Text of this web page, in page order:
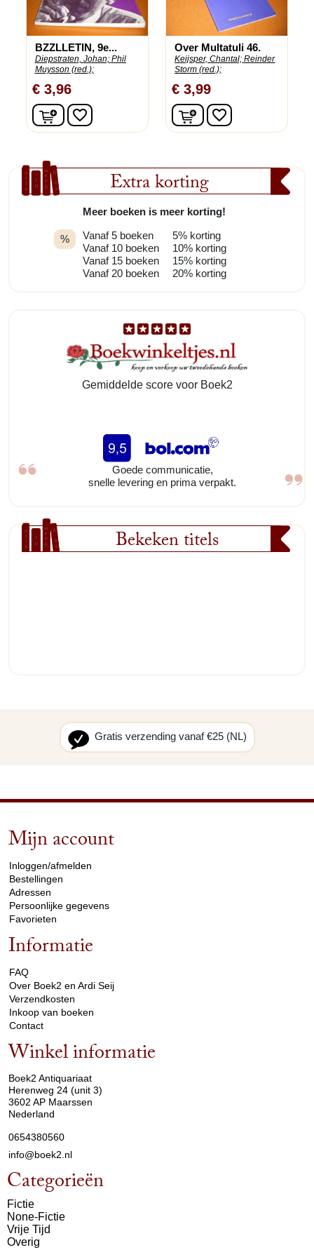
Extra korting
%
Meer boeken is meer korting!
Vanaf 5 boeken
Vanaf 10 boeken
Vanaf 15 boeken
Vanaf 20 boeken
5% korting
10% korting
15% korting
20% korting
Gemiddelde score voor Boek2
Goede communicatie,
snelle levering en prima verpakt.
Bekeken titels
BZZLLETIN, 9e...
Diepstraten, Johan; Phil
Muysson (red.);
€ 3,96
In winkelwagen
favorite_border
Over Multatuli 46.
Keijsper, Chantal; Reinder
Storm (red.);
€ 3,99
In winkelwagen
favorite_border
Gratis verzending vanaf €25 (NL)
Mijn account
Inloggen/afmelden
Bestellingen
Adressen
Persoonlijke gegevens
Favorieten
Informatie
FAQ
Over Boek2 en Ardi Seij
Verzendkosten
Inkoop van boeken
Contact
Winkel informatie
Boek2 Antiquariaat
Herenweg 24 (unit 3)
3602 AP Maarssen
Nederland
0654380560
info@boek2.nl
Categorieën
Fictie
None-Fictie
Vrije Tijd
Overig